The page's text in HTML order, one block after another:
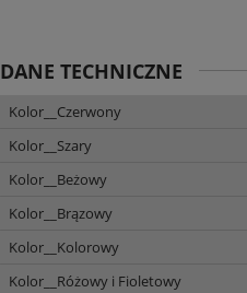
DANE TECHNICZNE
Kolor__Czerwony
Kolor__Szary
Kolor__Beżowy
Kolor__Brązowy
Kolor__Kolorowy
Kolor__Różowy i Fioletowy